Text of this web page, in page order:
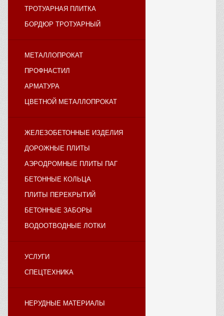
ТРОТУАРНАЯ ПЛИТКА
БОРДЮР ТРОТУАРНЫЙ
МЕТАЛЛОПРОКАТ
ПРОФНАСТИЛ
АРМАТУРА
ЦВЕТНОЙ МЕТАЛЛОПРОКАТ
ЖЕЛЕЗОБЕТОННЫЕ ИЗДЕЛИЯ
ДОРОЖНЫЕ ПЛИТЫ
АЭРОДРОМНЫЕ ПЛИТЫ ПАГ
БЕТОННЫЕ КОЛЬЦА
ПЛИТЫ ПЕРЕКРЫТИЙ
БЕТОННЫЕ ЗАБОРЫ
ВОДООТВОДНЫЕ ЛОТКИ
УСЛУГИ
СПЕЦТЕХНИКА
НЕРУДНЫЕ МАТЕРИАЛЫ